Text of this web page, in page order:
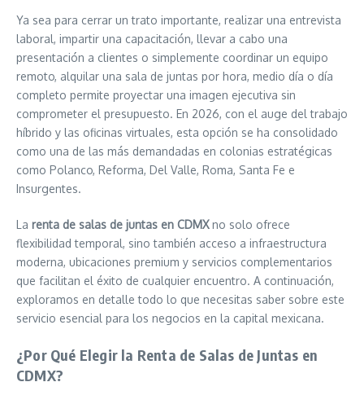
Ya sea para cerrar un trato importante, realizar una entrevista
laboral, impartir una capacitación, llevar a cabo una
presentación a clientes o simplemente coordinar un equipo
remoto, alquilar una sala de juntas por hora, medio día o día
completo permite proyectar una imagen ejecutiva sin
comprometer el presupuesto. En 2026, con el auge del trabajo
híbrido y las oficinas virtuales, esta opción se ha consolidado
como una de las más demandadas en colonias estratégicas
como Polanco, Reforma, Del Valle, Roma, Santa Fe e
Insurgentes.
La renta de salas de juntas en CDMXno solo ofrece
flexibilidad temporal, sino también acceso a infraestructura
moderna, ubicaciones premium y servicios complementarios
que facilitan el éxito de cualquier encuentro. A continuación,
exploramos en detalle todo lo que necesitas saber sobre este
servicio esencial para los negocios en la capital mexicana.
¿Por Qué Elegir la Renta de Salas de Juntas en
CDMX?